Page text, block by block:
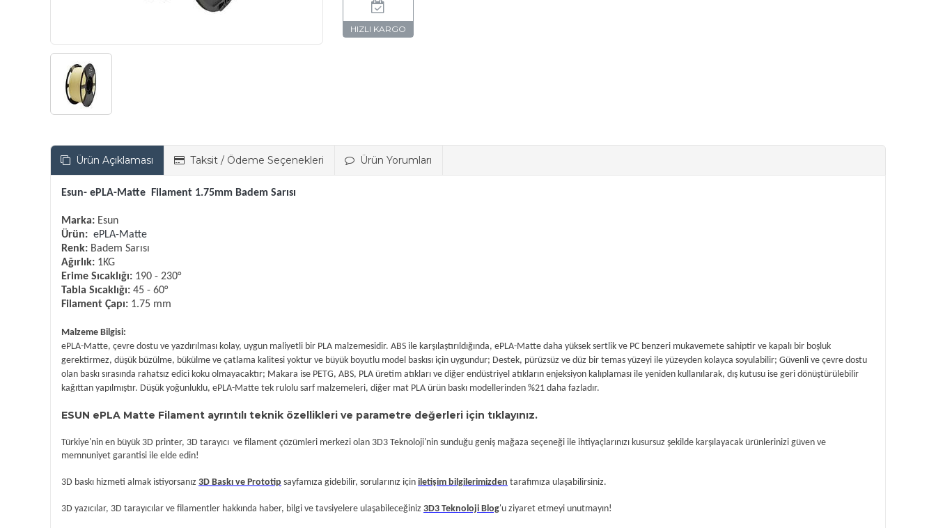
Ürün Açıklaması Taksit / Ödeme Seçenekleri Ürün Yorumları
Esun- ePLA-Matte Filament 1.75mm Badem Sarısı
Marka: Esun
Ürün: ePLA-Matte
Renk: Badem Sarısı
Ağırlık: 1KG
Erime Sıcaklığı: 190 - 230°
Tabla Sıcaklığı: 45 - 60°
Filament Çapı: 1.75 mm
Malzeme Bilgisi:
ePLA-Matte, çevre dostu ve yazdırılması kolay, uygun maliyetli bir PLA malzemesidir. ABS ile karşılaştırıldığında, ePLA-Matte daha yüksek sertlik ve PC benzeri mukavemete sahiptir ve kapalı bir boşluk
gerektirmez, düşük büzülme, bükülme ve çatlama kalitesi yoktur ve büyük boyutlu model baskısı için uygundur; Destek, pürüzsüz ve düz bir temas yüzeyi ile yüzeyden kolayca soyulabilir; Güvenli ve çevre dostu
olan baskı sırasında rahatsız edici koku olmayacaktır; Makara ise PETG, ABS, PLA üretim atıkları ve diğer endüstriyel atıkların enjeksiyon kalıplaması ile yeniden kullanılarak, dış kutusu ise geri dönüştürülebilir
kağıttan yapılmıştır. Düşük yoğunluklu, ePLA-Matte tek rulolu sarf malzemeleri, diğer mat PLA ürün baskı modellerinden %21 daha fazladır.
ESUN ePLA Matte Filament ayrıntılı teknik özellikleri ve parametre değerleri için tıklayınız.
Türkiye'nin en büyük 3D printer, 3D tarayıcı ve filament çözümleri merkezi olan 3D3 Teknoloji'nin sunduğu geniş mağaza seçeneği ile ihtiyaçlarınızı kusursuz şekilde karşılayacak ürünlerinizi güven ve
memnuniyet garantisi ile elde edin!
3D baskı hizmeti almak istiyorsanız 3D Baskı ve Prototip sayfamıza gidebilir, sorularınız için iletişim bilgilerimizden tarafımıza ulaşabilirsiniz.
3D yazıcılar, 3D tarayıcılar ve filamentler hakkında haber, bilgi ve tavsiyelere ulaşabileceğiniz 3D3 Teknoloji Blog'u ziyaret etmeyi unutmayın!